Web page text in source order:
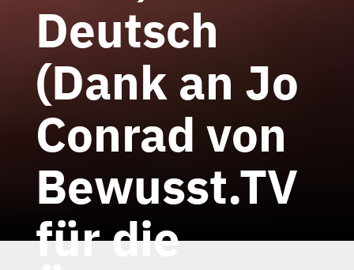
Deutsch
(Dank an Jo
Conrad von
Bewusst.TV
für die